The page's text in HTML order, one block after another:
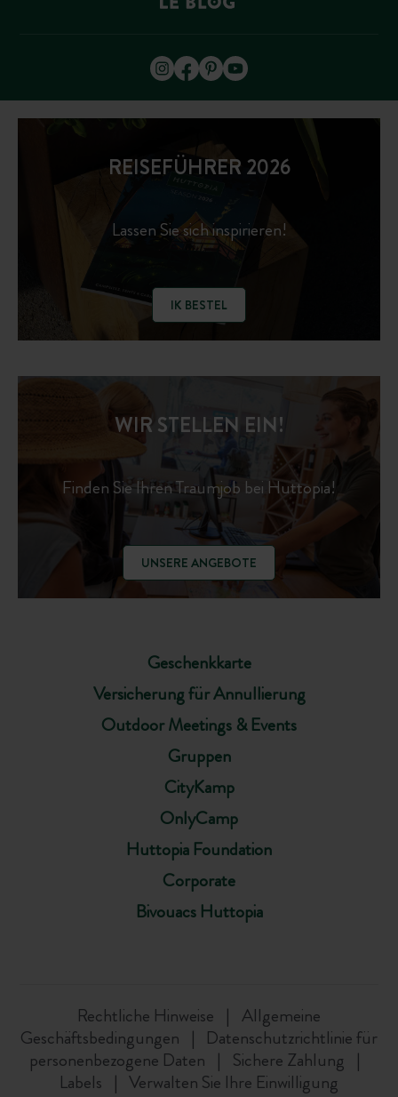
REISEFÜHRER 2026
Lassen Sie sich inspirieren!
IK BESTEL
Geschenkkarte
Versicherung für Annullierung
Outdoor Meetings & Events
Gruppen
CityKamp
OnlyCamp
Huttopia Foundation
Corporate
Bivouacs Huttopia
WIR STELLEN EIN!
Finden Sie Ihren Traumjob bei Huttopia!
UNSERE ANGEBOTE
Rechtliche Hinweise
Allgemeine
Geschäftsbedingungen
Datenschutzrichtlinie für
personenbezogene Daten
Sichere Zahlung
Labels
Verwalten Sie Ihre Einwilligung